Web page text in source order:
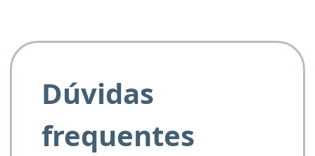
Dúvidas
frequentes